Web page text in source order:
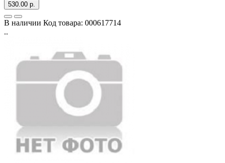
530.00 р.
В наличии Код товара: 000617714
..